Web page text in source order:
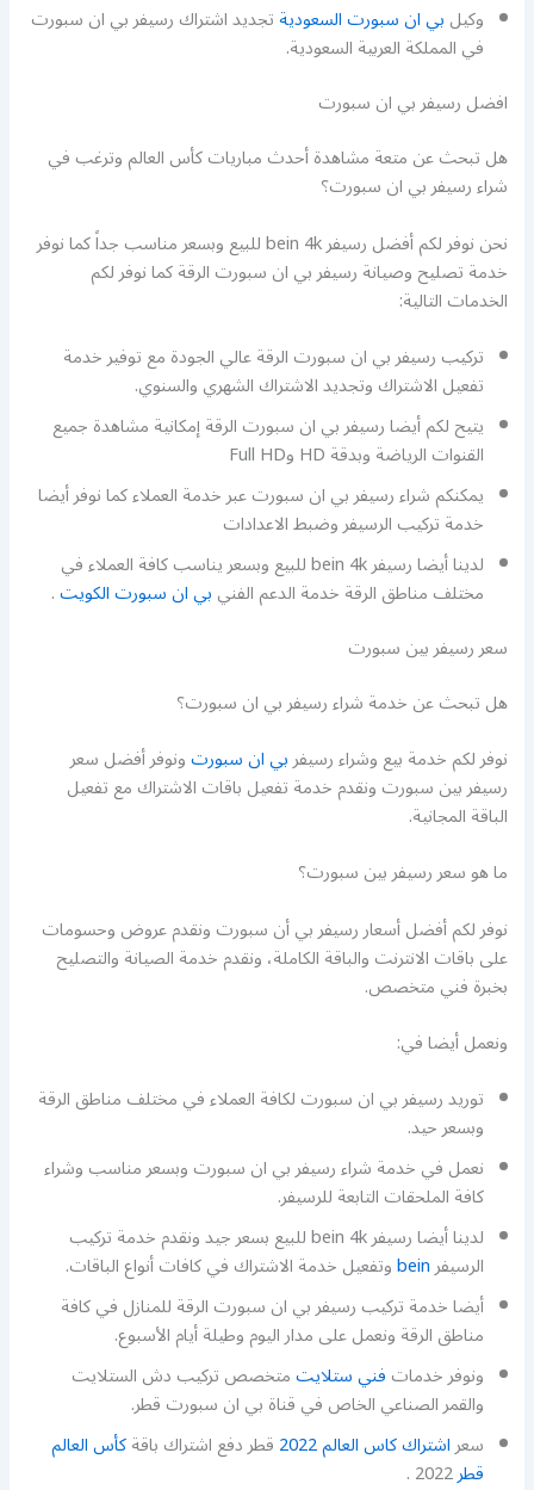
وكيلبي ان سبورت السعوديةتجديد اشتراك رسيفر بي ان سبورت
في المملكة العربية السعودية.
افضل رسيفر بي ان سبورت
هل تبحث عن متعة مشاهدة أحدث مباريات كأس العالم وترغب في
شراء رسيفر بي ان سبورت؟
نحن نوفر لكم أفضل رسيفر bein 4k للبيع وبسعر مناسب جداً كما نوفر
خدمة تصليح وصيانة رسيفر بي ان سبورت الرقة كما نوفر لكم
الخدمات التالية:
تركيب رسيفر بي ان سبورت الرقة عالي الجودة مع توفير خدمة
تفعيل الاشتراك وتجديد الاشتراك الشهري والسنوي.
يتيح لكم أيضا رسيفر بي ان سبورت الرقة إمكانية مشاهدة جميع
القنوات الرياضة وبدقة HD وFull HD
يمكنكم شراء رسيفر بي ان سبورت عبر خدمة العملاء كما نوفر أيضا
خدمة تركيب الرسيفر وضبط الاعدادات
لدينا أيضا رسيفر bein 4k للبيع وبسعر يناسب كافة العملاء في
مختلف مناطق الرقة خدمة الدعم الفنيبي ان سبورت الكويت.
سعر رسيفر بين سبورت
هل تبحث عن خدمة شراء رسيفر بي ان سبورت؟
نوفر لكم خدمة بيع وشراء رسيفربي ان سبورتونوفر أفضل سعر
رسيفر بين سبورت ونقدم خدمة تفعيل باقات الاشتراك مع تفعيل
الباقة المجانية.
ما هو سعر رسيفر بين سبورت؟
نوفر لكم أفضل أسعار رسيفر بي أن سبورت ونقدم عروض وحسومات
على باقات الانترنت والباقة الكاملة، ونقدم خدمة الصيانة والتصليح
بخبرة فني متخصص.
ونعمل أيضا في:
توريد رسيفر بي ان سبورت لكافة العملاء في مختلف مناطق الرقة
وبسعر حيد.
نعمل في خدمة شراء رسيفر بي ان سبورت وبسعر مناسب وشراء
كافة الملحقات التابعة للرسيفر.
لدينا أيضا رسيفر bein 4k للبيع بسعر جيد ونقدم خدمة تركيب
الرسيفرbeinوتفعيل خدمة الاشتراك في كافات أنواع الباقات.
أيضا خدمة تركيب رسيفر بي ان سبورت الرقة للمنازل في كافة
مناطق الرقة ونعمل على مدار اليوم وطيلة أيام الأسبوع.
ونوفر خدماتفني ستلايتمتخصص تركيب دش الستلايت
والقمر الصناعي الخاص في قناة بي ان سبورت قطر.
سعراشتراك كاس العالم 2022 قطر دفع اشتراك باقةكأس العالم
قطر2022 .